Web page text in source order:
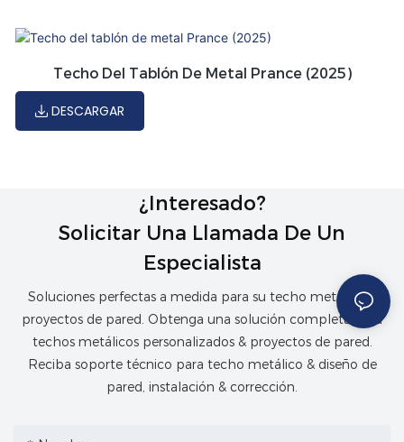
Techo Del Tablón De Metal Prance (2025)
DESCARGAR
¿Interesado?
Solicitar Una Llamada De Un
Especialista
Soluciones perfectas a medida para su techo metálico &
proyectos de pared. Obtenga una solución completa para
techos metálicos personalizados & proyectos de pared.
Reciba soporte técnico para techo metálico & diseño de
pared, instalación & corrección.